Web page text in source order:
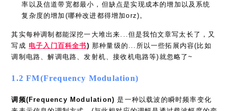
率以及信道带宽都最小，但缺点是实现成本的增加以及系统
复杂度的增加(哪种改进都得增加orz)。
其实每种调制都能深挖一大堆出来...但是我怕文章写太长了，又
写成 电子入门百科全书) 那种量级的...所以一些拓展内容(比如
调制电路、解调电路、发射机、接收机电路等)就忽略了~
1.2 FM(Frequency Modulation)
调频(Frequency Modulation) 是一种以载波的瞬时频率变化